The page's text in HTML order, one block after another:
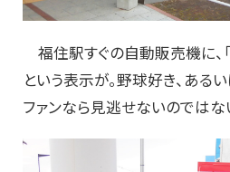
福住駅すぐの自動販売機に、
という表示が。野球好き、ある
ファンなら見逃せないのではな